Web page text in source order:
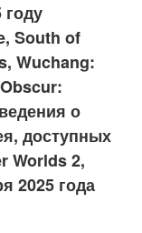
году
South of
Wuchang:
о
доступных
Worlds 2,
2025 года